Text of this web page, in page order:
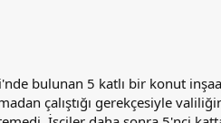
bulunan 5 katlı bir konut
çalıştığı gerekçesiyle